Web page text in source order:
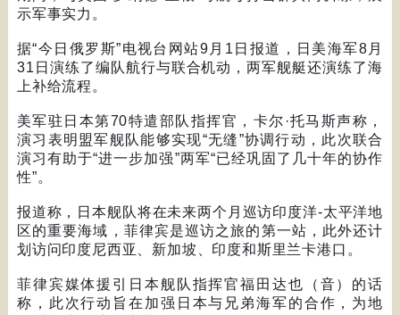
示军事实力。
据“今日俄罗斯”电视台网站9 月 1 日报道，日美海军8 月
31 日演练了编队航行与联合机动，两军舰艇还演练了海
上补给流程。
美军驻日本第70特遣部队指挥官，卡尔 ·托马斯声称，
演习表明盟军舰队能够实现“无缝”协调行动，此次联合
演习有助于“进一步加强”两军“已经巩固了几十年的协作
性”。
报道称，日本舰队将在未来两个月巡访印度洋-太平洋地
区的重要海域，菲律宾是巡访之旅的第一站，此外还计
划访问印度尼西亚、新加坡、印度和斯里兰卡港口。
菲律宾媒体援引日本舰队指挥官福田达也（音）的话
称，此次行动旨在加强日本与兄弟海军的合作，为地